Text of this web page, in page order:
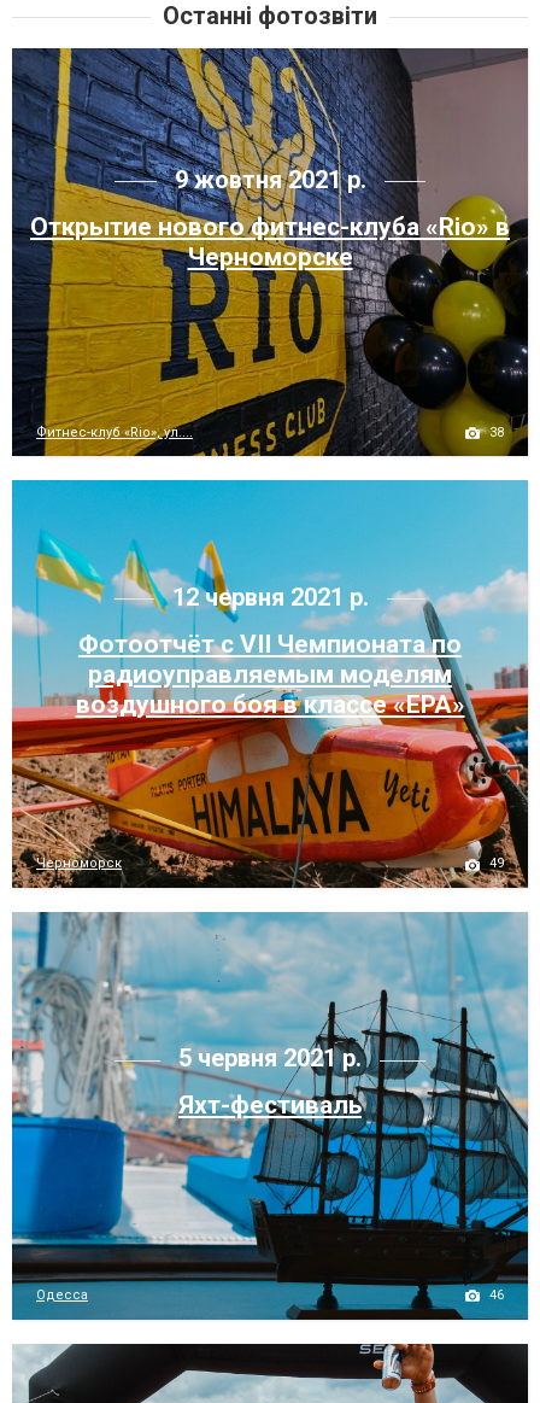
Останні фотозвіти
9 жовтня 2021 р.
Открытие нового фитнес-клуба «Rio» в
Черноморске
Фитнес-клуб «Rio», ул.... 38
12 червня 2021 р.
Фотоотчёт с VIІ Чемпионата по
радиоуправляемым моделям
воздушного боя в классе «ЕРА»
Черноморск 49
5 червня 2021 р.
Яхт-фестиваль
Одесса 46